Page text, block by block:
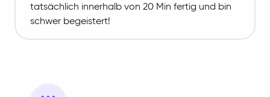
tatsächlich innerhalb von 20 Min fertig und bin
schwer begeistert!